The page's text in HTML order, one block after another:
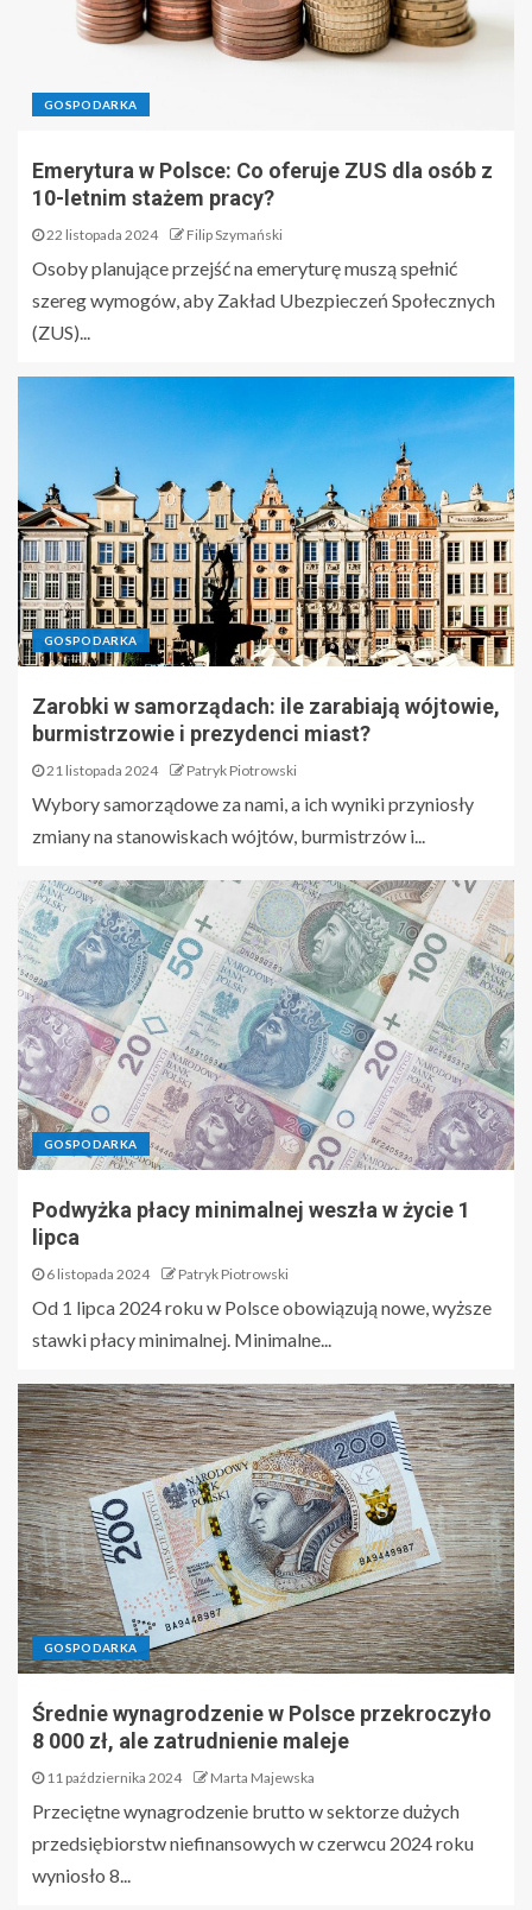
GOSPODARKA
Emerytura w Polsce: Co oferuje ZUS dla osób z
10-letnim stażem pracy?
22 listopada 2024 Filip Szymański
Osoby planujące przejść na emeryturę muszą spełnić
szereg wymogów, aby Zakład Ubezpieczeń Społecznych
(ZUS)...
GOSPODARKA
Zarobki w samorządach: ile zarabiają wójtowie,
burmistrzowie i prezydenci miast?
21 listopada 2024 Patryk Piotrowski
Wybory samorządowe za nami, a ich wyniki przyniosły
zmiany na stanowiskach wójtów, burmistrzów i...
GOSPODARKA
Podwyżka płacy minimalnej weszła w życie 1
lipca
6 listopada 2024 Patryk Piotrowski
Od 1 lipca 2024 roku w Polsce obowiązują nowe, wyższe
stawki płacy minimalnej. Minimalne...
GOSPODARKA
Średnie wynagrodzenie w Polsce przekroczyło
8 000 zł, ale zatrudnienie maleje
11 października 2024 Marta Majewska
Przeciętne wynagrodzenie brutto w sektorze dużych
przedsiębiorstw niefinansowych w czerwcu 2024 roku
wyniosło 8...